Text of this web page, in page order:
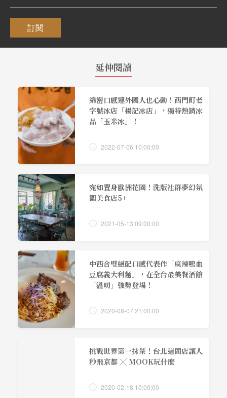
訂閱
延伸閱讀
綿密口感連外國人也心動！西門町老
字號冰店「楊記冰店」，獨特熱銷冰
品「玉米冰」！
2022-07-06 10:00:00
宛如置身歐洲花園！洗版社群夢幻氛
圍美食店5+
2021-05-13 09:00:00
中西合璧絕配口感代表作「麻辣鴨血
豆腐義大利麵」，在全台最美餐酒館
「溫叨」強勢登場！
2020-08-07 21:00:00
挑戰世界第一抹茶！台北這間店讓人
秒飛京都 ╳ MOOK玩什麼
2020-02-18 10:00:00